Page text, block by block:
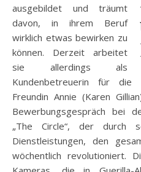
ausgebildet und träumt
davon, in ihrem Beruf
wirklich etwas bewirken zu
können. Derzeit arbeitet
sie allerdings als
Kundenbetreuerin für die
Freundin Annie (Karen
Bewerbungsgespräch bei
„The Circle“, der durch
Dienstleistungen, den
wöchentlich revolutioniert.